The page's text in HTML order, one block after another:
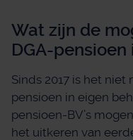
Wat zijn de
DGA-
Sinds 2017 is het
pensioen in eigen
pensioen-BV’s
het uitkeren van